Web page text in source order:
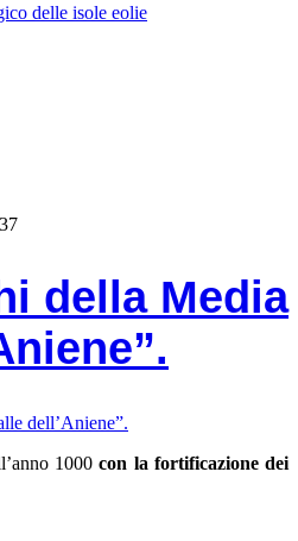
delle isole eolie
della Media
1000 con la fortificazione dei